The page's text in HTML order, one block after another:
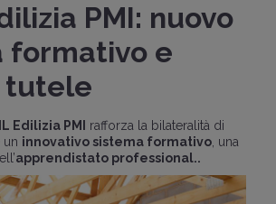
PMI: nuovo
formativo e
tutele
Edilizia PMI
rafforza la bilateralità di
un innovativo sistema formativo , una
apprendistato professional..